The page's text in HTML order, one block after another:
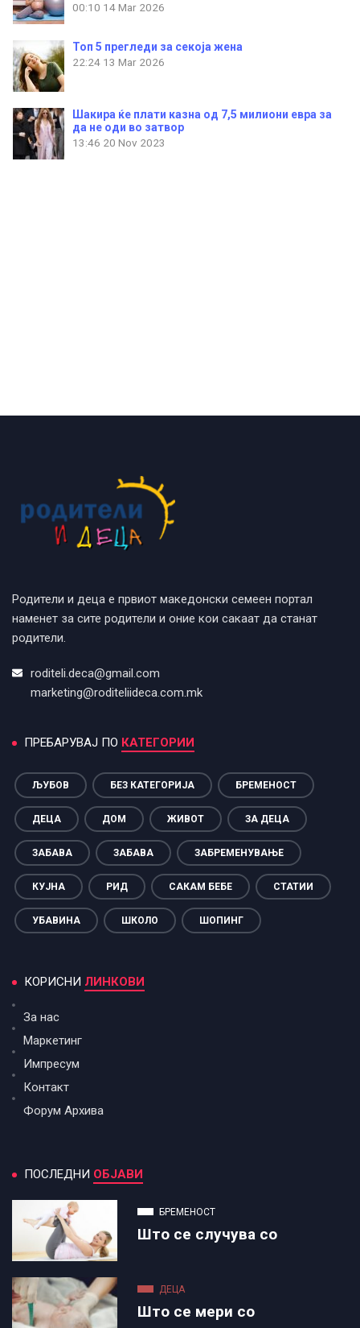
00:10 14 Mar 2026
Топ 5 прегледи за секоја жена
22:24 13 Mar 2026
Шакира ќе плати казна од 7,5 милиони евра за
да не оди во затвор
13:46 20 Nov 2023
Родители и деца е првиот македонски семеен портал
наменет за сите родители и оние кои сакаат да станат
родители.
roditeli.deca@gmail.com
marketing@roditeliideca.com.mk
ПРЕБАРУВАЈ ПО КАТЕГОРИИ
ЉУБОВ БЕЗ КАТЕГОРИЈА БРЕМЕНОСТ
ДЕЦА ДОМ ЖИВОТ ЗА ДЕЦА
ЗАБАВА ЗАБАВА ЗАБРЕМЕНУВАЊЕ
КУЈНА РИД САКАМ БЕБЕ СТАТИИ
УБАВИНА ШКОЛО ШОПИНГ
КОРИСНИ ЛИНКОВИ
За нас
Маркетинг
Импресум
Контакт
Форум Архива
ПОСЛЕДНИ ОБЈАВИ
БРЕМЕНОСТ
Што се случува со
ДЕЦА
Што се мери со